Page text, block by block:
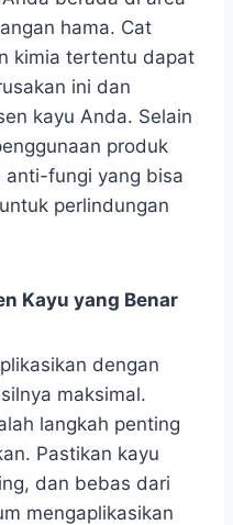
hama. Cat
kimia tertentu dapat
ini dan
kayu Anda. Selain
produk
fungi yang bisa
perlindungan
Kayu yang Benar
dengan
maksimal.
langkah penting
Pastikan kayu
dan bebas dari
mengaplikasikan